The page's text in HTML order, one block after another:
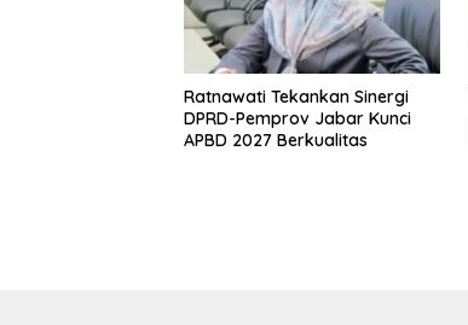
Ratnawati Tekankan Sinergi
DPRD-Pemprov Jabar Kunci
APBD 2027 Berkualitas